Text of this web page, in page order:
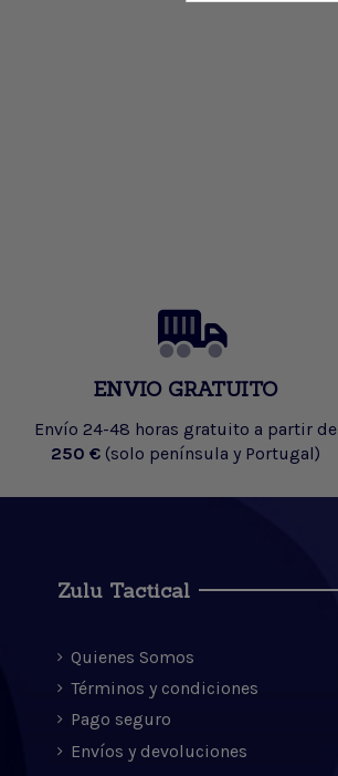
ENVIO GRATUITO
Envío 24-48 horas gratuito a partir de
250 € (solo península y Portugal)
Zulu Tactical
Quienes Somos
Términos y condiciones
Pago seguro
Envíos y devoluciones